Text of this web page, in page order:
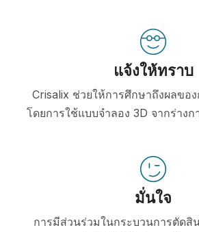
แจ้งให้ทราบ
Crisalix ช่วยให้การศึกษาถึงผลขอ
โดยการใช้แบบจำลอง 3D จากร่างก
มั่นใจ
การมีส่วนร่วมในกระบวนการตัดสิ